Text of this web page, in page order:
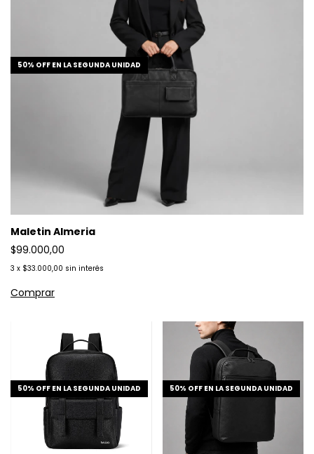
50% OFF EN LA SEGUNDA UNIDAD
Maletin Almeria
$99.000,00
3 x $33.000,00 sin interés
50% OFF EN LA SEGUNDA UNIDAD 50% OFF EN LA SEGUNDA UNIDAD